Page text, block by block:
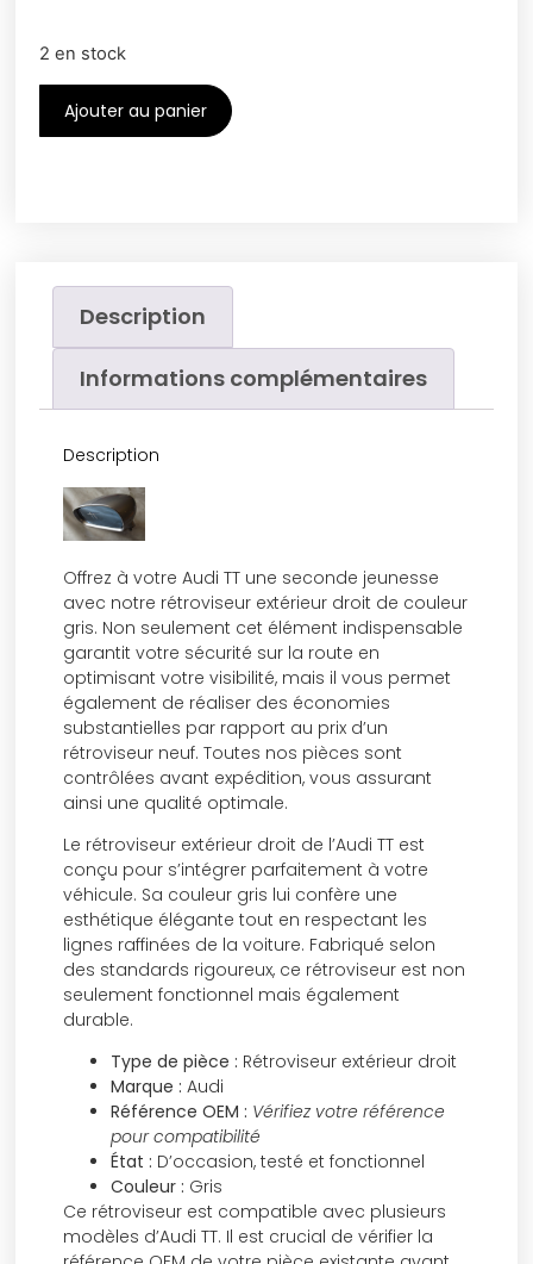
2 en stock
Ajouter au panier
Description
Informations complémentaires
Description
Offrez à votre Audi TT une seconde jeunesse
avec notre rétroviseur extérieur droit de couleur
gris. Non seulement cet élément indispensable
garantit votre sécurité sur la route en
optimisant votre visibilité, mais il vous permet
également de réaliser des économies
substantielles par rapport au prix d’un
rétroviseur neuf. Toutes nos pièces sont
contrôlées avant expédition, vous assurant
ainsi une qualité optimale.
Le rétroviseur extérieur droit de l’Audi TT est
conçu pour s’intégrer parfaitement à votre
véhicule. Sa couleur gris lui confère une
esthétique élégante tout en respectant les
lignes raffinées de la voiture. Fabriqué selon
des standards rigoureux, ce rétroviseur est non
seulement fonctionnel mais également
durable.
Type de pièce : Rétroviseur extérieur droit
Marque : Audi
Référence OEM : Vérifiez votre référence
pour compatibilité
État : D’occasion, testé et fonctionnel
Couleur : Gris
Ce rétroviseur est compatible avec plusieurs
modèles d’Audi TT. Il est crucial de vérifier la